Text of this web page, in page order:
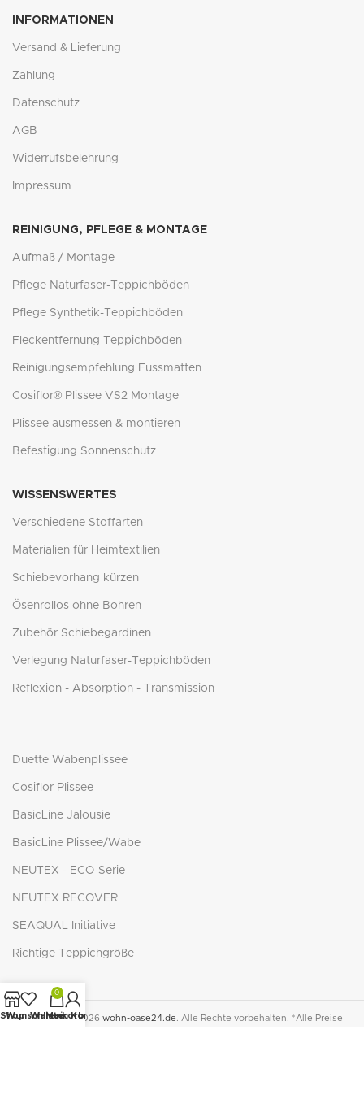
INFORMATIONEN
Versand & Lieferung
Zahlung
Datenschutz
AGB
Widerrufsbelehrung
Impressum
REINIGUNG, PFLEGE & MONTAGE
Aufmaß / Montage
Pflege Naturfaser-Teppichböden
Pflege Synthetik-Teppichböden
Fleckentfernung Teppichböden
Reinigungsempfehlung Fussmatten
Cosiflor® Plissee VS2 Montage
Plissee ausmessen & montieren
Befestigung Sonnenschutz
WISSENSWERTES
Verschiedene Stoffarten
Materialien für Heimtextilien
Schiebevorhang kürzen
Ösenrollos ohne Bohren
Zubehör Schiebegardinen
Verlegung Naturfaser-Teppichböden
Reflexion - Absorption - Transmission
Duette Wabenplissee
Cosiflor Plissee
BasicLine Jalousie
BasicLine Plissee/Wabe
NEUTEX - ECO-Serie
NEUTEX RECOVER
SEAQUAL Initiative
Richtige Teppichgröße
© Copyright 2026 wohn-oase24.de . Alle Rechte vorbehalten. *Alle Preise
Shop
Wunschliste
0
Warenkorb
Mein Konto